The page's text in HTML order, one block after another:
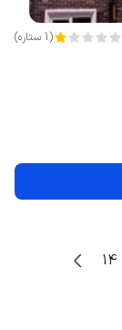
(
1 ستاره)
14